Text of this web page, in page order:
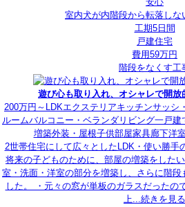
室内犬が内階段から転落しな
工期5日間
戸建住宅
費用59万円
階段をなくす工
遊び心も取り入れ、オシャレで開
200万円～ LDKエクステリアキッチンサッシ
ルームバルコニー・ベランダ リビング一戸建
増築外装・屋根子供部屋家具廊下洋
2世帯住宅にして広々としたLDK・使い勝手
将来の子どものために、部屋の増築をした
室・洗面・洋室の部分を増築し、さらに階段
した。 ・元々の窓が単板のガラスだったの
上...続きを見る